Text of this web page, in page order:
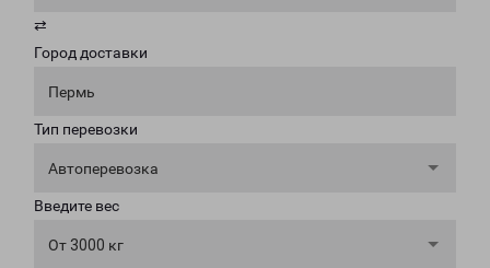
⇄
Город доставки
Пермь
Тип перевозки
Автоперевозка
Введите вес
От 3000 кг